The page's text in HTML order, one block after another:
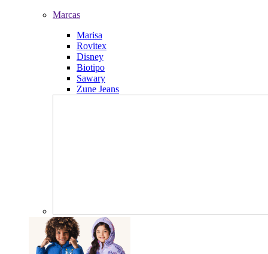
Marcas
Marisa
Rovitex
Disney
Biotipo
Sawary
Zune Jeans